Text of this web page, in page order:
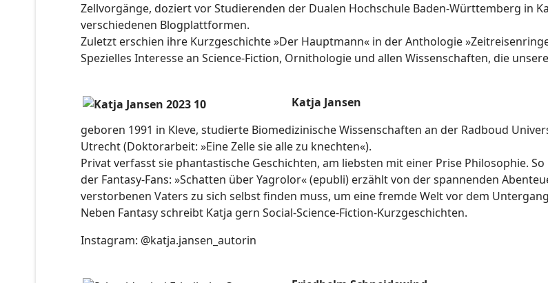
Zellvorgänge, doziert vor Studierenden der Dualen Hochschule Baden-Württemberg in
verschiedenen Blogplattformen.
Zuletzt erschien ihre Kurzgeschichte »Der Hauptmann« in der Anthologie
Spezielles Interesse an Science-Fiction, Ornithologie und allen Wissenschaften, die
Katja Jansen
geboren 1991 in Kleve, studierte Biomedizinische Wissenschaften an der Radboud
Utrecht (Doktorarbeit: »Eine Zelle sie alle zu knechten«).
Privat verfasst sie phantastische Geschichten, am liebsten mit einer Prise Philosophie.
der Fantasy-Fans: »Schatten über Yagrolor« (epubli) erzählt von der spannenden
verstorbenen Vaters zu sich selbst finden muss, um eine fremde Welt vor dem
Neben Fantasy schreibt Katja gern Social-Science-Fiction-Kurzgeschichten.
Instagram: @katja.jansen_autorin